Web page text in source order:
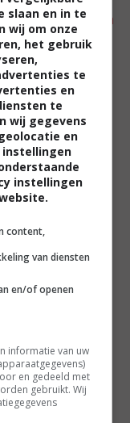
in America (1997)
slaan en in te
wij om onze
het gebruik
te
en
te
wij gegevens
en
instellingen
instellingen
content,
van diensten
en/of openen
informatie van uw
en gedeeld met
gebruikt. Wij